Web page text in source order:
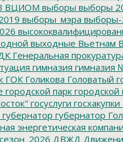
ВЦИОМ выборы выборы
выборы_мэра выборы-
выходные Вьетнам
Генеральная
гимназия гимназия
ГОКГоликова Головатый
городской парк городской
госуслуги госхакупки
губернатор губернатор
энергетическая
ДВЖД